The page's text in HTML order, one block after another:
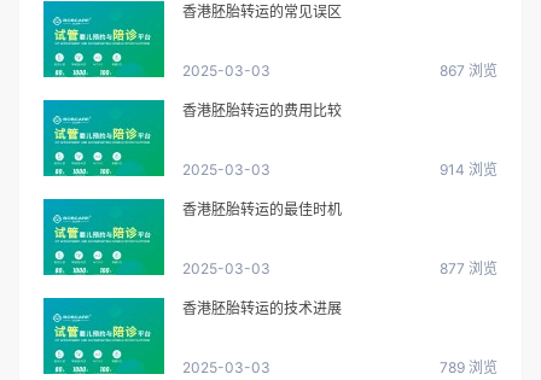
香港胚胎转运的常见误区
2025-03-03 867 浏览
香港胚胎转运的费用比较
2025-03-03 914 浏览
香港胚胎转运的最佳时机
2025-03-03 877 浏览
香港胚胎转运的技术进展
2025-03-03 789 浏览